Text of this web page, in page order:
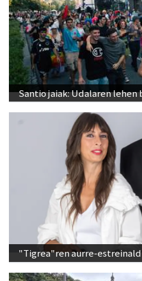
Santio jaiak: Udalaren lehen
"Tigrea"ren aurre-